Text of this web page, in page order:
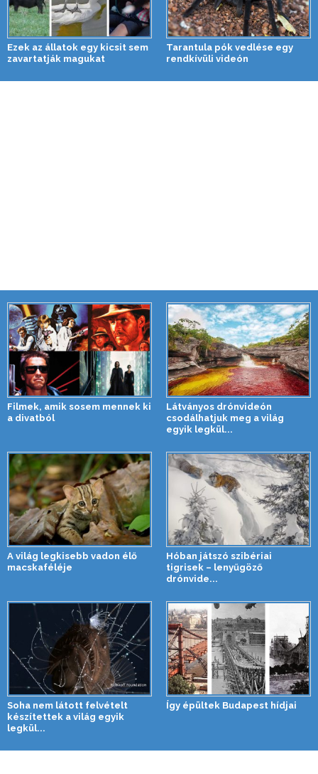
Ezek az állatok egy kicsit sem
zavartatják magukat
Tarantula pók vedlése egy
rendkívüli videón
Filmek, amik sosem mennek ki
a divatból
Látványos drónvideón
csodálhatjuk meg a világ
egyik legkül...
A világ legkisebb vadon élő
macskaféléje
Hóban játszó szibériai
tigrisek – lenyűgöző
drónvide...
Soha nem látott felvételt
készítettek a világ egyik
legkül...
Így épültek Budapest hídjai